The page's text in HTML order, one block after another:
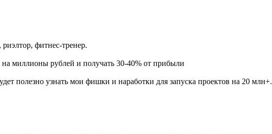
фитнес-тренер.
миллионы рублей и получать 30-40% от прибыли
полезно узнать мои фишки и наработки для запуска проектов на 20 млн+.